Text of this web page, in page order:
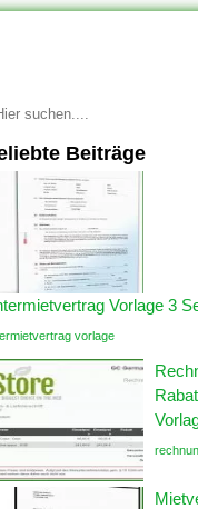
Beiträge
Vorlage 3
vorlage